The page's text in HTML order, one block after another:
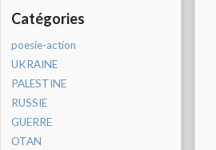
Catégories
poesie-action
UKRAINE
PALESTINE
RUSSIE
GUERRE
OTAN